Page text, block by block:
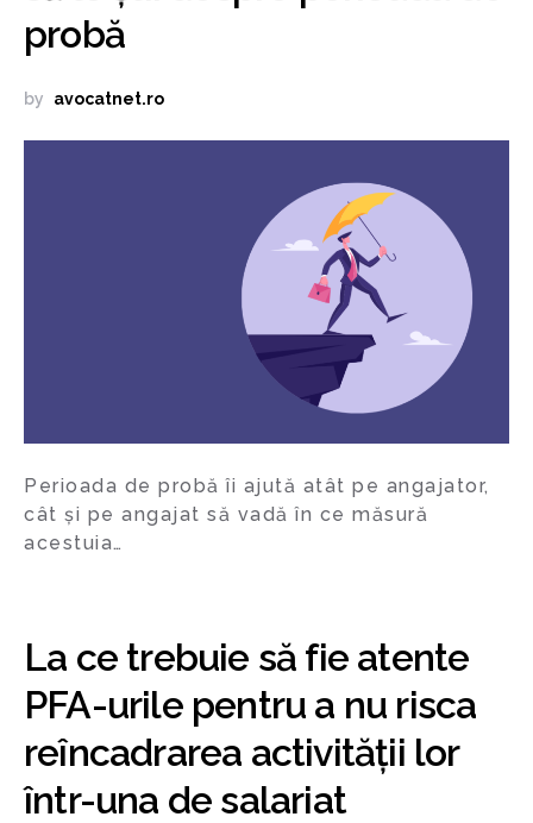
probă
by avocatnet.ro
Perioada de probă îi ajută atât pe angajator,
cât și pe angajat să vadă în ce măsură
acestuia…
La ce trebuie să fie atente
PFA-urile pentru a nu risca
reîncadrarea activității lor
într-una de salariat